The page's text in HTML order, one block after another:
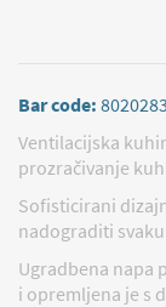
Bar code:
Ventilacijska
prozračivanje
Sofisticirani
nadograditi
Ugradbena napa
i opremljena je s